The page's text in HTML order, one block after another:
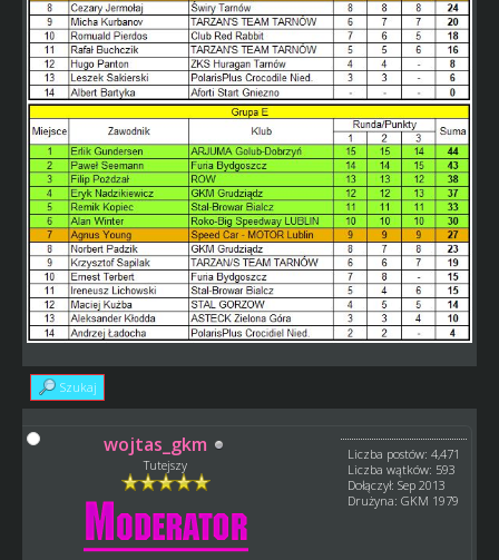
Szukaj
wojtas_gkm
Tutejszy
Liczba postów: 4,471
Liczba wątków: 593
Dołączył: Sep 2013
Drużyna: GKM 1979